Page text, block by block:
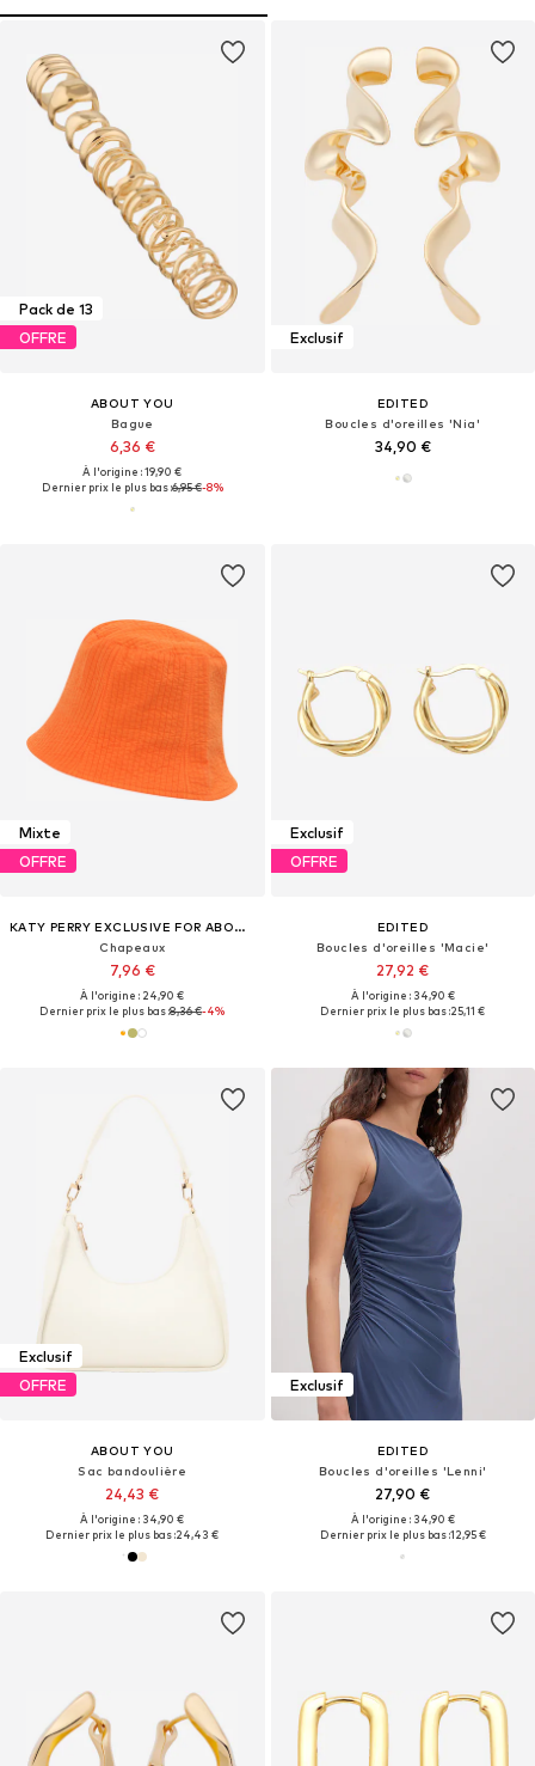
Pack de 13
OFFRE
ABOUT YOU
Bague
6,36 €
À l'origine : 19,90 €
Dernier prix le plus bas :6,95 €-8%
Exclusif
EDITED
Boucles d'oreilles 'Nia'
34,90 €
Mixte
OFFRE
KATY PERRY EXCLUSIVE FOR ABOUT YOU
Chapeaux
7,96 €
À l'origine : 24,90 €
Dernier prix le plus bas :8,36 €-4%
Exclusif
OFFRE
EDITED
Boucles d'oreilles 'Macie'
27,92 €
À l'origine : 34,90 €
Dernier prix le plus bas :25,11 €
Exclusif
OFFRE
ABOUT YOU
Sac bandoulière
24,43 €
À l'origine : 34,90 €
Dernier prix le plus bas :24,43 €
Exclusif
EDITED
Boucles d'oreilles 'Lenni'
27,90 €
À l'origine : 34,90 €
Dernier prix le plus bas :12,95 €